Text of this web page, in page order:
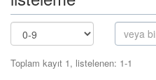
Toplam kayıt 1, listelenen: 1-1